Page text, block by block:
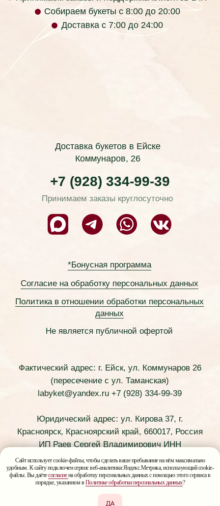
Юридический адрес: ул. Кирова 37, г.
Красноярск, Красноярский край, 660017, Россия
ИП Раев Сергей Владимирович ИНН
236105723034
Телефон компании: +7 (928) 334-99-39
Сайт использует cookie-файлы, чтобы сделать ваше пребывание на нём максимально
удобным. К сайту подключен сервис веб-аналитики Яндекс.Метрика, использующий cookie-
файлы. Вы даётесогласиена обработку персональных данных с помощью этого сервиса в
порядке, указанном вПолитике обработки персональных данных?
ДА